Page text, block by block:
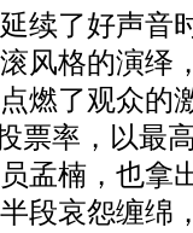
了好声音
风格的演绎
燃了观众的
票率，以最
孟楠，也拿
段哀怨缠绵